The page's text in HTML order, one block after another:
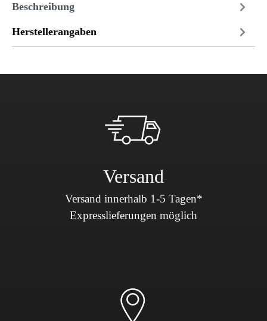
Beschreibung
Herstellerangaben
Versand
Versand innerhalb 1-5 Tagen*
Expresslieferungen möglich